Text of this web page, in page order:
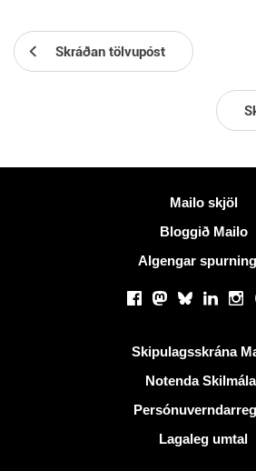
Skráðan tölvupóst
Mailo skjöl
Bloggið Mailo
Algengar
Facebook
Mastodon
Bluesky
Skipulagsskrána
Notenda
Lagaleg umtal